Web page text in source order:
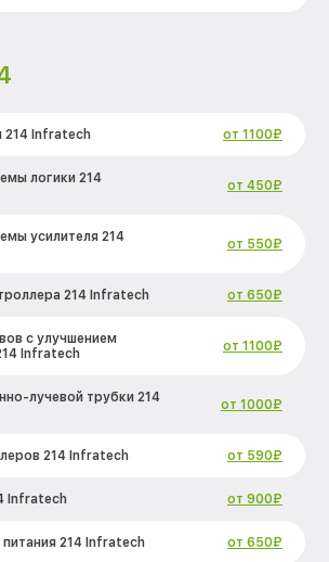
214 Infratech от 1100₽
логики 214
от 450₽
усилителя 214
от 550₽
214 Infratech от 650₽
с улучшением
Infratech
от 1100₽
лучевой трубки 214
от 1000₽
214 Infratech от 590₽
Infratech от 900₽
питания 214 Infratech от 650₽